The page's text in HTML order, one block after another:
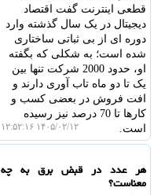
قطعی اینترنت گفت اقتصاد
دیجیتال در یک سال گذشته وارد
دوره ای از بی ثباتی ساختاری
شده است؛ به شکلی که بگفته
او، حدود 2000 شرکت تنها بین
یک تا دو ماه تاب آوری دارند و
افت فروش در بعضی کسب و
کارها تا 70 درصد نیز رسیده
است.
۱۴۰۵/۰۲/۱۲ ۱۲:۵۲:۱۶
هر عدد در قبض برق به چه
معناست؟